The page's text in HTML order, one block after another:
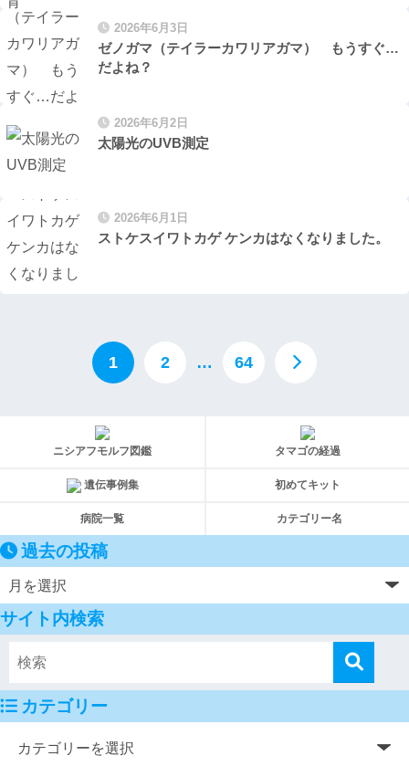
2026年6月3日
ゼノガマ（テイラーカワリアガマ） もうすぐ…
だよね？
2026年6月2日
太陽光のUVB測定
2026年6月1日
ストケスイワトカゲ ケンカはなくなりました。
1 2 … 64
ニシアフモルフ図鑑 タマゴの経過
遺伝事例集 初めてキット
病院一覧 カテゴリー名
過去の投稿
サイト内検索
カテゴリー